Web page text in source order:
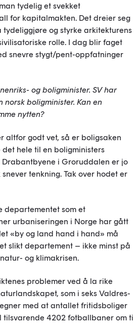
tydelig et svekket
for kapitalmakten. Det dreier seg
tydeliggjøre og styrke arkitekturens
rolle. I dag blir faget
snevre stygt/pent-oppfatninger
og boligminister. SV har
boligminister. Kan en
me nytten?
altfor godt vet, så er boligsaken
hele til en boligministers
i Groruddalen er jo
tenkning. Tak over hodet er
departementet som et
urbaniseringen i Norge har gått
«by og land hand i hand» må
slikt departement – ikke minst på
og klimakrisen.
problemer ved å la rike
som i seks Valdres-
med at antallet fritidsboliger
tilsvarende 4202 fotballbaner om ti